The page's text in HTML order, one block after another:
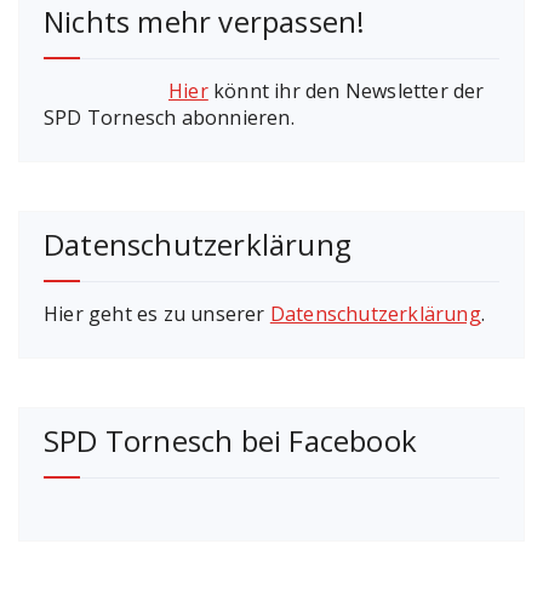
Nichts mehr verpassen!
Hierkönnt ihr den Newsletter der
SPD Tornesch abonnieren.
Datenschutzerklärung
Hier geht es zu unserer Datenschutzerklärung.
SPD Tornesch bei Facebook